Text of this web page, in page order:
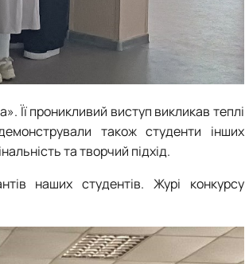
Її проникливий виступ викликав теплі
також студенти інших
та творчий підхід.
наших студентів. Журі конкурсу